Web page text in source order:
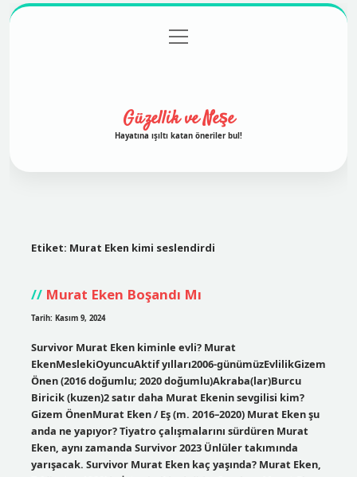
Gizlilik Politikası
menüyü
aç
Güzellik ve Neşe
Hayatına ışıltı katan öneriler bul!
Etiket: Murat Eken kimi seslendirdi
Murat Eken Boşandı Mı
Tarih: Kasım 9, 2024
Survivor Murat Eken kiminle evli? Murat
EkenMeslekiOyuncuAktif yılları2006-günümüzEvlilikGizem
Önen (2016 doğumlu; 2020 doğumlu)Akraba(lar)Burcu
Biricik (kuzen)2 satır daha Murat Ekenin sevgilisi kim?
Gizem ÖnenMurat Eken / Eş (m. 2016–2020) Murat Eken şu
anda ne yapıyor? Tiyatro çalışmalarını sürdüren Murat
Eken, aynı zamanda Survivor 2023 Ünlüler takımında
yarışacak. Survivor Murat Eken kaç yaşında? Murat Eken,